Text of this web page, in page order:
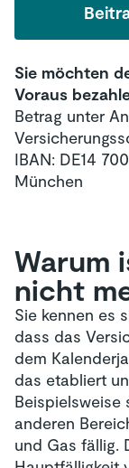
Sie möchten
Voraus
Betrag unter
IBAN: DE14
München
Warum
nicht
Sie kennen es
dass das
dem
das etabliert
Beispielsweise
anderen
und Gas fällig.